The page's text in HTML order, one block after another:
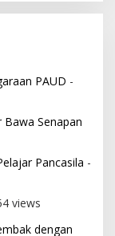
PAUD -
Senapan
Pancasila -
views
dengan